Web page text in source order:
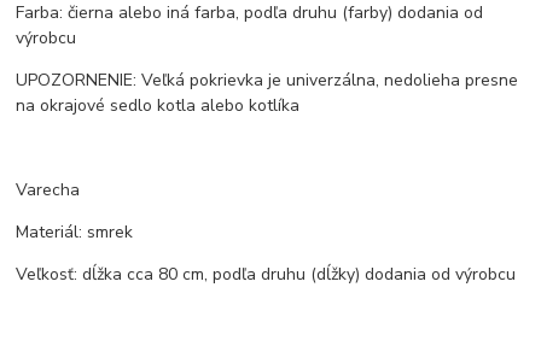
Farba: čierna alebo iná farba, podľa druhu (farby) dodania od
výrobcu
UPOZORNENIE: Veľká pokrievka je univerzálna, nedolieha presne
na okrajové sedlo kotla alebo kotlíka
Varecha
Materiál: smrek
Veľkosť: dĺžka cca 80 cm, podľa druhu (dĺžky) dodania od výrobcu